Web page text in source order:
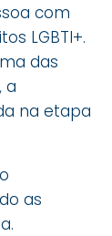
com
LGBTI+.
das
a
na etapa
as